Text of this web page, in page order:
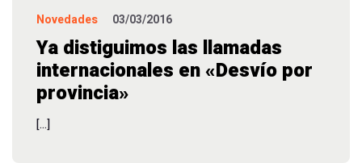
Novedades 03/03/2016
Ya distiguimos las llamadas
internacionales en «Desvío por
provincia»
[…]